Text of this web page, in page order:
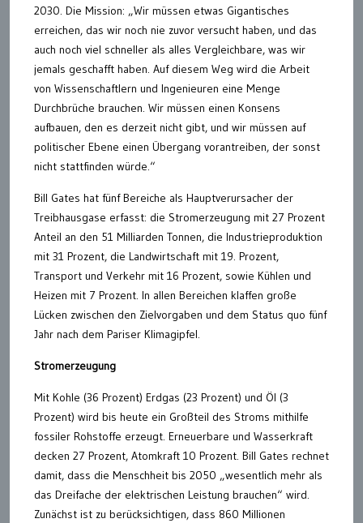
2030. Die Mission: „Wir müssen etwas Gigantisches
erreichen, das wir noch nie zuvor versucht haben, und das
auch noch viel schneller als alles Vergleichbare, was wir
jemals geschafft haben. Auf diesem Weg wird die Arbeit
von Wissenschaftlern und Ingenieuren eine Menge
Durchbrüche brauchen. Wir müssen einen Konsens
aufbauen, den es derzeit nicht gibt, und wir müssen auf
politischer Ebene einen Übergang vorantreiben, der sonst
nicht stattfinden würde.“
Bill Gates hat fünf Bereiche als Hauptverursacher der
Treibhausgase erfasst: die Stromerzeugung mit 27 Prozent
Anteil an den 51 Milliarden Tonnen, die Industrieproduktion
mit 31 Prozent, die Landwirtschaft mit 19. Prozent,
Transport und Verkehr mit 16 Prozent, sowie Kühlen und
Heizen mit 7 Prozent. In allen Bereichen klaffen große
Lücken zwischen den Zielvorgaben und dem Status quo fünf
Jahr nach dem Pariser Klimagipfel.
Stromerzeugung
Mit Kohle (36 Prozent) Erdgas (23 Prozent) und Öl (3
Prozent) wird bis heute ein Großteil des Stroms mithilfe
fossiler Rohstoffe erzeugt. Erneuerbare und Wasserkraft
decken 27 Prozent, Atomkraft 10 Prozent. Bill Gates rechnet
damit, dass die Menschheit bis 2050 „wesentlich mehr als
das Dreifache der elektrischen Leistung brauchen“ wird.
Zunächst ist zu berücksichtigen, dass 860 Millionen